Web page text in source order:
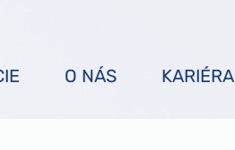
O NÁS KARIÉRA